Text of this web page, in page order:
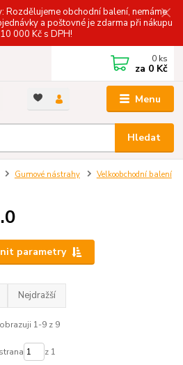
Rozdělujeme obchodní balení, nemáme
a poštovné je zdarma při nákupu
000 Kč s DPH!
Menu
Hledat
0 ks
za 0 Kč
Gumové nástrahy
Velkoobchodní balení
parametry
Nejdražší
1-9 z 9
strana z 1